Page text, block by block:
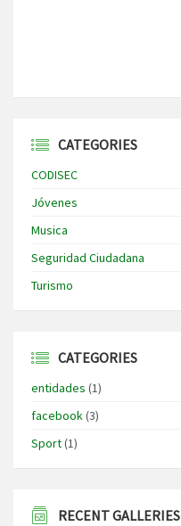
CATEGORIES
CODISEC
Jóvenes
Musica
Seguridad Ciudadana
Turismo
CATEGORIES
entidades (1)
facebook(3)
Sport(1)
RECENT GALLERIES